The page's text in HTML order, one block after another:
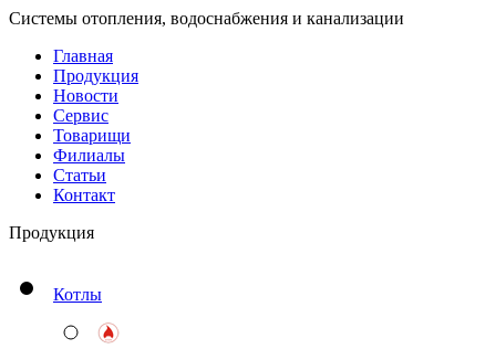
Системы отопления, водоснабжения и канализации
Главная
Продукция
Новости
Сервис
Товарищи
Филиалы
Статьи
Контакт
Продукция
Котлы